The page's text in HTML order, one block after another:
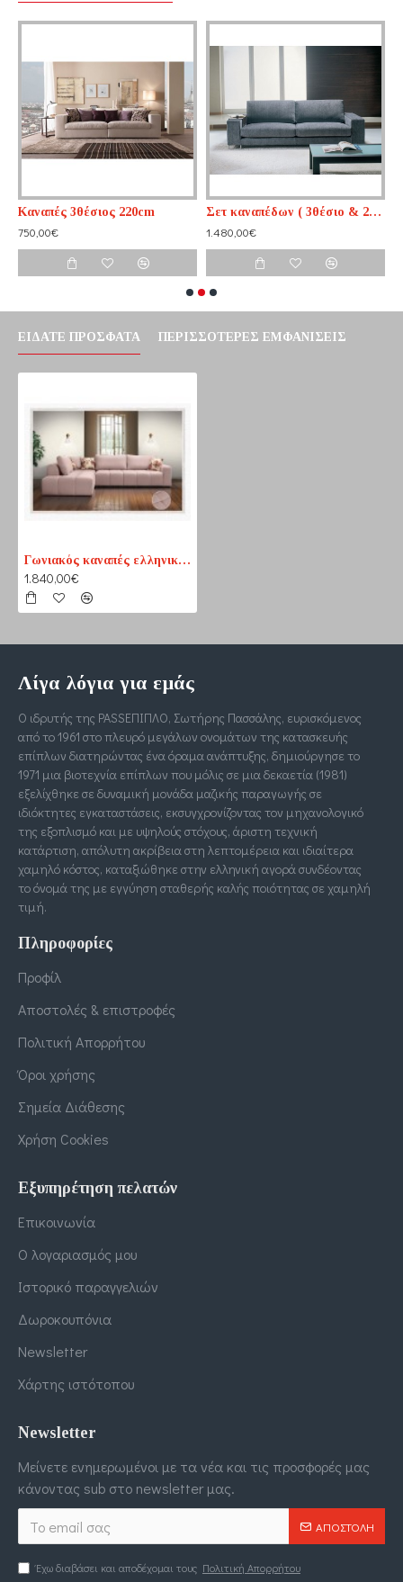
Καναπές 3θέσιος 220cm
750,00€
Σετ καναπέδων ( 3θέσιο & 2θέσιο )
1.480,00€
ΕΊΔΑΤΕ ΠΡΌΣΦΑΤΑ ΠΕΡΙΣΣΌΤΕΡΕΣ ΕΜΦΑΝΊΣΕΙΣ
Γωνιακός καναπές ελληνικής κατασκευής 300cm x 220cm
1.840,00€
Λίγα λόγια για εμάς
Ο ιδρυτής της PASSΕΠΙΠΛΟ, Σωτήρης Πασσάλης, ευρισκόμενος
από το 1961 στο πλευρό μεγάλων ονομάτων της κατασκευής
επίπλων διατηρώντας ένα όραμα ανάπτυξης, δημιούργησε το
1971 μια βιοτεχνία επίπλων που μόλις σε μια δεκαετία (1981)
εξελίχθηκε σε δυναμική μονάδα μαζικής παραγωγής σε
ιδιόκτητες εγκαταστάσεις, εκσυγχρονίζοντας τον μηχανολογικό
της εξοπλισμό και με υψηλούς στόχους, άριστη τεχνική
κατάρτιση, απόλυτη ακρίβεια στη λεπτομέρεια και ιδιαίτερα
χαμηλό κόστος, καταξιώθηκε στην ελληνική αγορά συνδέοντας
το όνομά της με εγγύηση σταθερής καλής ποιότητας σε χαμηλή
τιμή.
Πληροφορίες
Προφίλ
Αποστολές & επιστροφές
Πολιτική Απορρήτου
Όροι χρήσης
Σημεία Διάθεσης
Χρήση Cookies
Εξυπηρέτηση πελατών
Επικοινωνία
Ο λογαριασμός μου
Ιστορικό παραγγελιών
Δωροκουπόνια
Newsletter
Χάρτης ιστότοπου
Newsletter
Μείνετε ενημερωμένοι με τα νέα και τις προσφορές μας
κάνοντας sub στο newsletter μας.
ΑΠΟΣΤΟΛΉ
Έχω διαβάσει και αποδέχομαι τους Πολιτική Απορρήτου